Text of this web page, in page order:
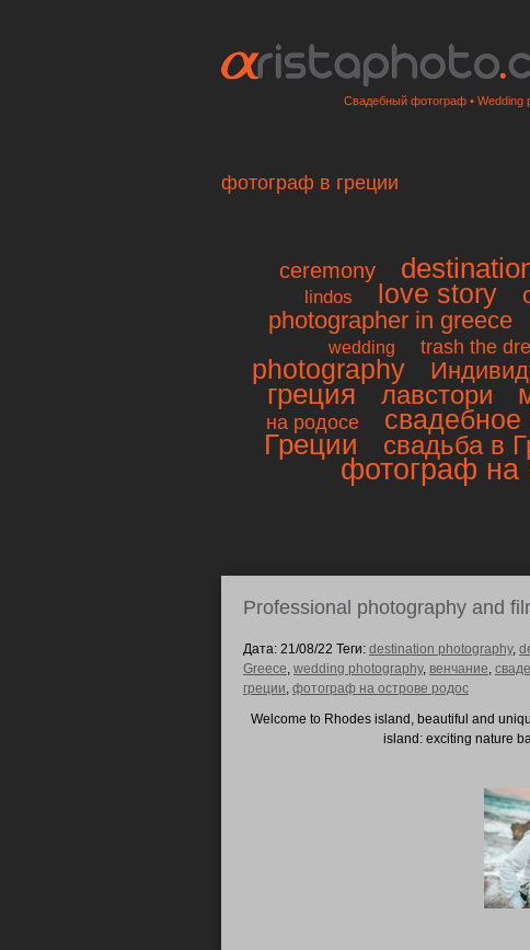
Свадебный фотограф • Wedding
фотограф в греции
ceremony
lindos love story
photographer in greece
wedding
trash the
photography
греция лавстори
на родосе
свадебное
Греции свадьба в
фотограф на
Professional photography and
Дата: 21/08/22 Теги: destination photography,
Greece, wedding photography, венчание,
греции, фотограф на острове родос
Welcome to Rhodes island, beautiful and
island: exciting nature